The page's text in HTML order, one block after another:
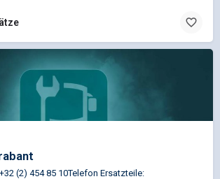
(2) 454 85 10Telefon Ersatzteile: